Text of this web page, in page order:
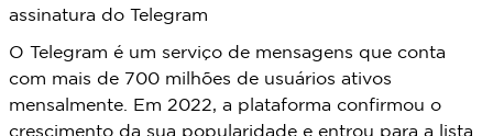
assinatura do Telegram
O Telegram é um serviço de mensagens que conta
com mais de 700 milhões de usuários ativos
mensalmente. Em 2022, a plataforma confirmou o
crescimento da sua popularidade e entrou para a lista